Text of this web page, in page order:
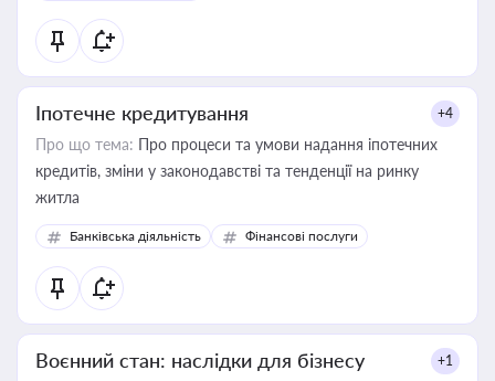
Іпотечне кредитування +4
Про що тема: Про процеси та умови надання іпотечних
кредитів, зміни у законодавстві та тенденції на ринку
житла
Банківська діяльність Фінансові послуги
Воєнний стан: наслідки для бізнесу +1